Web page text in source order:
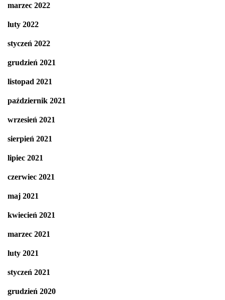
marzec 2022
luty 2022
styczeń 2022
grudzień 2021
listopad 2021
październik 2021
wrzesień 2021
sierpień 2021
lipiec 2021
czerwiec 2021
maj 2021
kwiecień 2021
marzec 2021
luty 2021
styczeń 2021
grudzień 2020